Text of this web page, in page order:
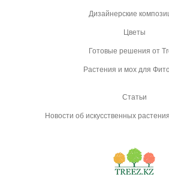
Дизайнерские
Цветы
Готовые решения от
Растения и мох для
Статьи
Новости об искусственных